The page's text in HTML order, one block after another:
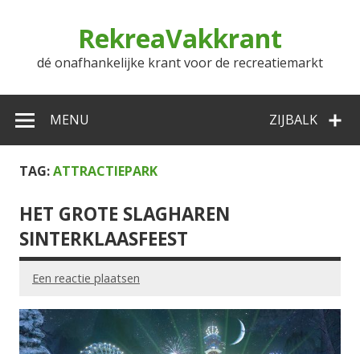
RekreaVakkrant
dé onafhankelijke krant voor de recreatiemarkt
ZIJBALK
MENU
TAG:ATTRACTIEPARK
HET GROTE SLAGHAREN
SINTERKLAASFEEST
Een reactie plaatsen